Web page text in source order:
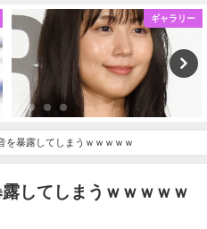
ギャラリー
を暴露してしまうｗｗｗｗｗ
してしまうｗｗｗｗｗ